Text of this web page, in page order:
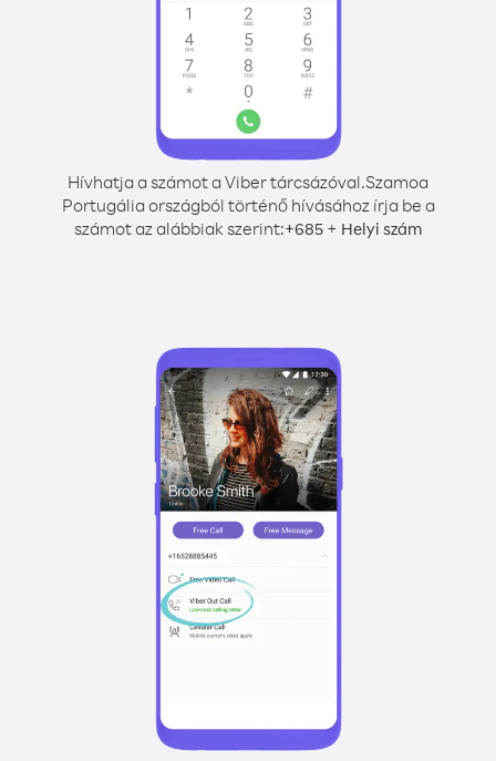
Hívhatja a számot a Viber tárcsázóval.Szamoa
Portugália országból történő hívásához írja be a
számot az alábbiak szerint:+685 + Helyi szám